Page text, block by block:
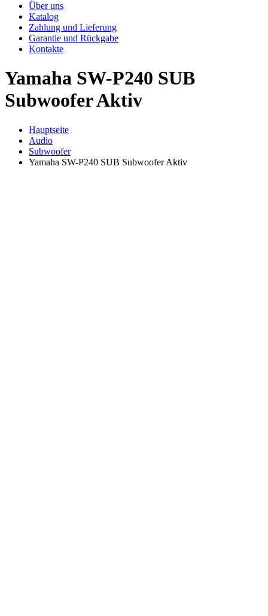
Über uns
Katalog
Zahlung und Lieferung
Garantie und Rückgabe
Kontakte
Yamaha SW-P240 SUB
Subwoofer Aktiv
Hauptseite
Audio
Subwoofer
Yamaha SW-P240 SUB Subwoofer Aktiv